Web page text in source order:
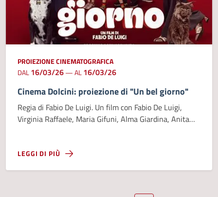
PROIEZIONE CINEMATOGRAFICA
DAL16/03/26—AL16/03/26
Cinema Dolcini: proiezione di "Un bel giorno"
Regia di Fabio De Luigi. Un film con Fabio De Luigi,
Virginia Raffaele, Maria Gifuni, Alma Giardina, Anita
LEGGI DI PIÙ